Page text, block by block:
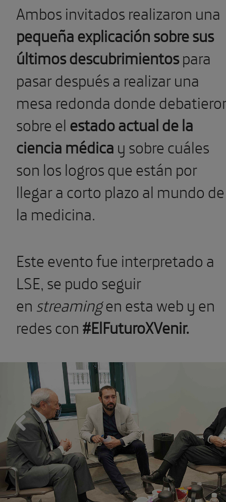
Ambos invitados realizaron una
pequeña explicación sobre sus
últimos descubrimientospara
pasar después a realizar una
mesa redonda donde
sobre elestado actual de la
ciencia médicay sobre cuáles
son los logros que están por
llegar a corto plazo al mundo de
la medicina.
Este evento fue interpretado a
LSE, se pudo seguir
en streamingen esta web y en
redes con#ElFuturoXVenir.
Previous